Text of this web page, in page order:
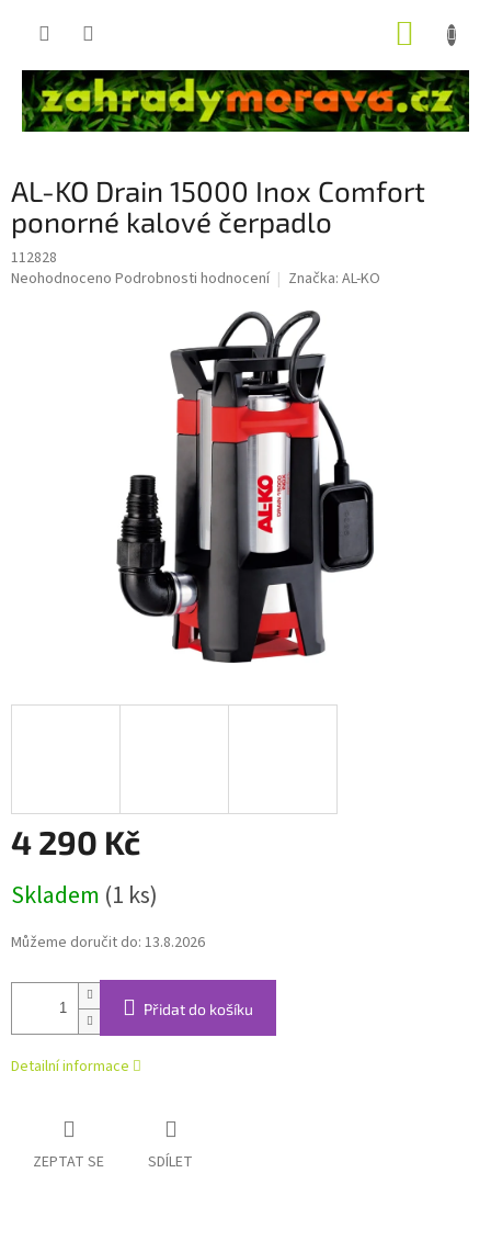
AL-KO Drain 15000 Inox Comfort
ponorné kalové čerpadlo
112828
Průměrné
Neohodnoceno Podrobnosti hodnocení Značka: AL-KO
4 290 Kč
cena:
Skladem (1 ks)
Můžeme doručit do: 13.8.2026
Přidat do košíku
Detailní informace
ZEPTAT SE SDÍLET